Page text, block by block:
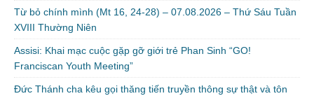
Từ bỏ chính mình (Mt 16, 24-28) – 07.08.2026 – Thứ Sáu Tuần
XVIII Thường Niên
Assisi: Khai mạc cuộc gặp gỡ giới trẻ Phan Sinh “GO!
Franciscan Youth Meeting”
Đức Thánh cha kêu gọi thăng tiến truyền thông sự thật và tôn